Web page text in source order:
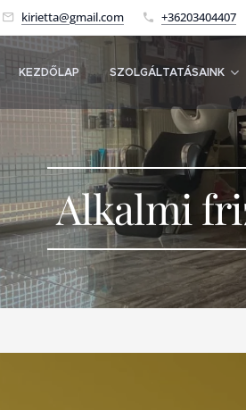
kirietta@gmail.com +36203404407
KEZDŐLAP SZOLGÁLTATÁSAINK
Alkalmi